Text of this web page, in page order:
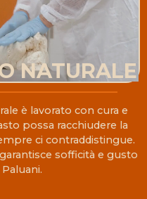
NATURALE
è lavorato con cura e
possa racchiudere la
ci contraddistingue.
sofficità e gusto